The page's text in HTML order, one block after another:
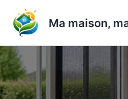
contenu
Ma maison,